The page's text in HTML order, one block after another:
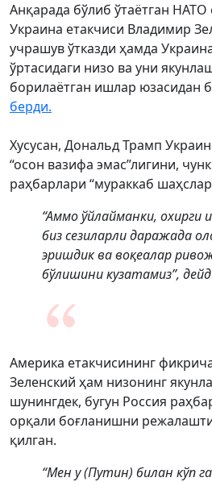
Анқарада бўлиб ўтаётган
Украина етакчиси Владимир
учрашув ўтказди ҳамда
ўртасидаги низо ва уни
борилаётган ишлар юзасидан
берди.
Хусусан, Дональд Трамп
“осон вазифа эмас”лигини,
раҳбарлари “мураккаб
“Аммо ўйлайманки, охирги
биз сезиларли даражада
эришдик ва воқеалар
бўлишини кузатамиз”,
Америка етакчисининг
Зеленский ҳам низонинг
шунингдек, бугун Россия
орқали боғланишни
қилган.
“Мен у (Путин) билан кўп